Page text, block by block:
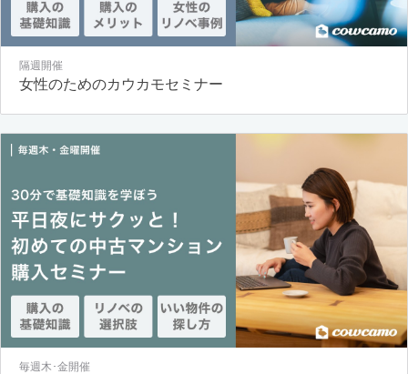
隔週開催
女性のためのカウカモセミナー
毎週木･金開催